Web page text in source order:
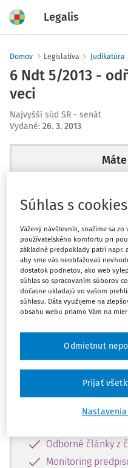
Legalis
Domov Legislatíva Judikatúra
6 Ndt 5/2013 -
veci
Najvyšší súd SR - senát
Vydané: 26. 3. 2013
Ups, zatiaľ
Celý odborný
dostupný
Odomknite si
obsahu a
zdarma, stačí
Vďaka
Odborné články z
Monitoring
Súhlas s cookies
Vážený návštevník, snažíme sa
používateľského komfortu pri
základné predpoklady patrí napr.
aby sme vás neobťažovali
dostatok podnetov, ako web
súhlas so spracovaním súborov
dočasne ukladajú vo vašom
súhlasu. Dáta využijeme na
obsahu webu priamo Vám na
Odmietnut
Prijať